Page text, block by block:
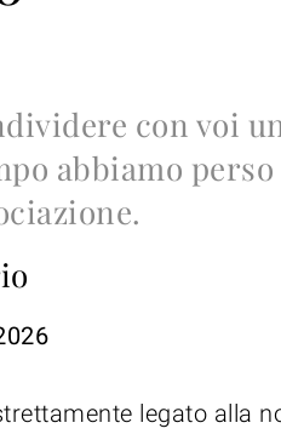
con voi
abbiamo
legato alla